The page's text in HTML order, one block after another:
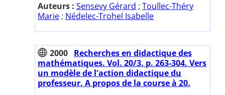
Auteurs : Sensevy Gérard ; Toullec-Théry
Marie ; Nédelec-Trohel Isabelle
2000 Recherches en didactique des
mathématiques. Vol. 20/3. p. 263-304. Vers
un modèle de l'action didactique du
professeur. A propos de la course à 20.